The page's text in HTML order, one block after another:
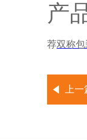
产
荐双称
上